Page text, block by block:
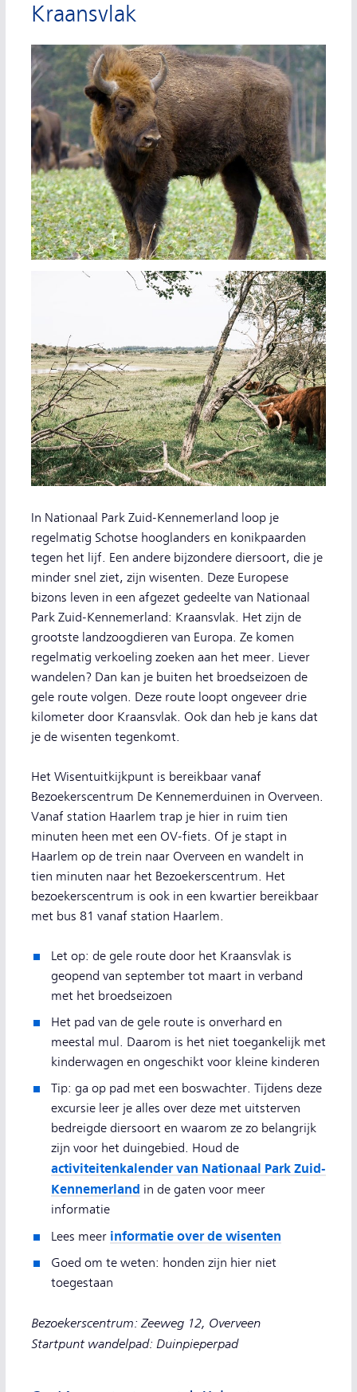
Kraansvlak
In Nationaal Park Zuid-Kennemerland loop je
regelmatig Schotse hooglanders en konikpaarden
tegen het lijf. Een andere bijzondere diersoort, die je
minder snel ziet, zijn wisenten. Deze Europese
bizons leven in een afgezet gedeelte van Nationaal
Park Zuid-Kennemerland: Kraansvlak. Het zijn de
grootste landzoogdieren van Europa. Ze komen
regelmatig verkoeling zoeken aan het meer. Liever
wandelen? Dan kan je buiten het broedseizoen de
gele route volgen. Deze route loopt ongeveer drie
kilometer door Kraansvlak. Ook dan heb je kans dat
je de wisenten tegenkomt.
Het Wisentuitkijkpunt is bereikbaar vanaf
Bezoekerscentrum De Kennemerduinen in Overveen.
Vanaf station Haarlem trap je hier in ruim tien
minuten heen met een OV-fiets. Of je stapt in
Haarlem op de trein naar Overveen en wandelt in
tien minuten naar het Bezoekerscentrum. Het
bezoekerscentrum is ook in een kwartier bereikbaar
met bus 81 vanaf station Haarlem.
Let op: de gele route door het Kraansvlak is
geopend van september tot maart in verband
met het broedseizoen
Het pad van de gele route is onverhard en
meestal mul. Daarom is het niet toegankelijk met
kinderwagen en ongeschikt voor kleine kinderen
Tip: ga op pad met een boswachter. Tijdens deze
excursie leer je alles over deze met uitsterven
bedreigde diersoort en waarom ze zo belangrijk
zijn voor het duingebied. Houd de
activiteitenkalender van Nationaal Park Zuid-
Kennemerland in de gaten voor meer
informatie
Lees meer informatie over de wisenten
Goed om te weten: honden zijn hier niet
toegestaan
Bezoekerscentrum: Zeeweg 12, Overveen
Startpunt wandelpad: Duinpieperpad